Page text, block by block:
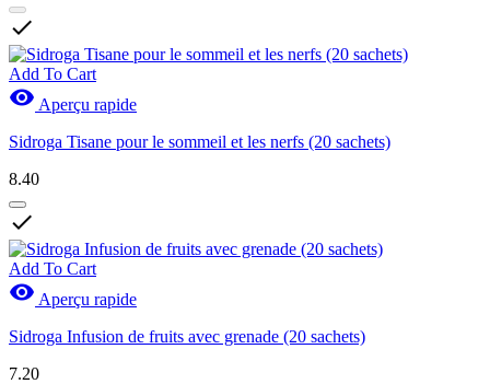

Add To Cart
 Aperçu rapide
Sidroga Tisane pour le sommeil et les nerfs (20 sachets)
8.40

Add To Cart
 Aperçu rapide
Sidroga Infusion de fruits avec grenade (20 sachets)
7.20